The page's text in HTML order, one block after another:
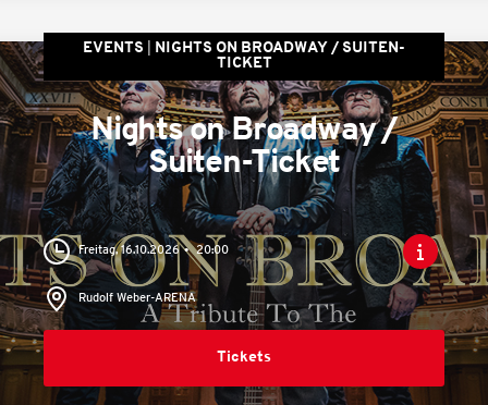
EVENTS
NIGHTS ON BROADWAY / SUITEN-
TICKET
Nights on Broadway /
Suiten-Ticket
Freitag, 16.10.2026 20:00
Rudolf Weber-ARENA
Tickets